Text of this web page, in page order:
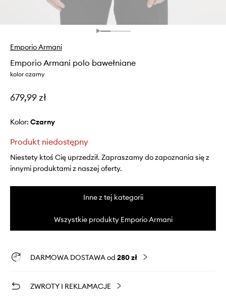
Emporio Armani
Emporio Armani polo bawełniane
kolor czarny
679,99 zł
Kolor: czarny
Produkt niedostępny
Niestety ktoś Cię uprzedził. Zapraszamy do zapoznania się z
innymi produktami z naszej oferty.
Inne z tej kategorii
Wszystkie produkty Emporio Armani
DARMOWA DOSTAWA od 280 zł
ZWROTY I REKLAMACJE